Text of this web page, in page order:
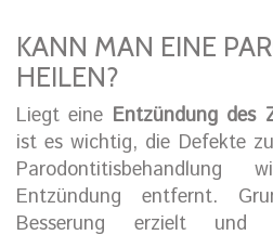
KANN MAN EINE
HEILEN?
Liegt eine Entzündung des
ist es wichtig, die Defekte
Entzündung entfernt.
Besserung erzielt und